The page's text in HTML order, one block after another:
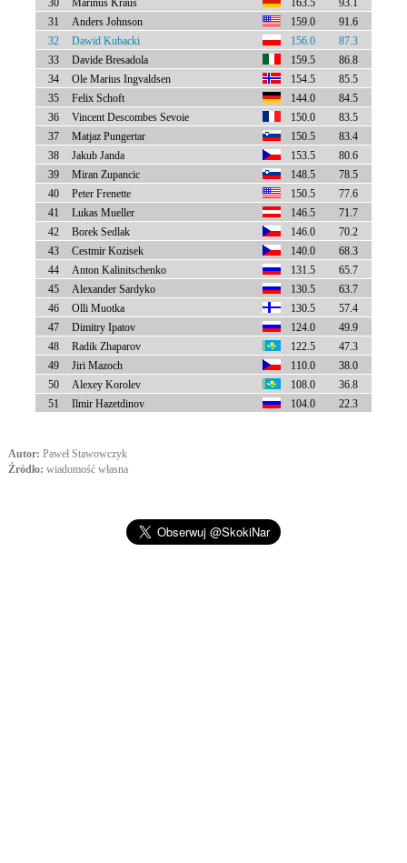
30 Marinus Kraus 163.5
93.1
31
Anders Johnson 159.0
91.6
32
Dawid Kubacki 156.0
87.3
33
Davide Bresadola 159.5
86.8
34
Ole Marius Ingvaldsen 154.5
85.5
35
Felix Schoft 144.0
84.5
36
Vincent Descombes Sevoie 150.0
83.5
37
Matjaz Pungertar 150.5
83.4
38
Jakub Janda 153.5
80.6
39
Miran Zupancic 148.5
78.5
40
Peter Frenette 150.5
77.6
41
Lukas Mueller 146.5
71.7
42
Borek Sedlak 146.0
70.2
43
Cestmir Kozisek 140.0
68.3
44
Anton Kalinitschenko 131.5
65.7
45
Alexander Sardyko 130.5
63.7
46
Olli Muotka 130.5
57.4
47
Dimitry Ipatov 124.0
49.9
48
Radik Zhaparov 122.5
47.3
49
Jiri Mazoch 110.0
38.0
50
Alexey Korolev 108.0
36.8
51
Ilmir Hazetdinov 104.0 22.3
Autor: Paweł Stawowczyk
Źródło: wiadomość własna